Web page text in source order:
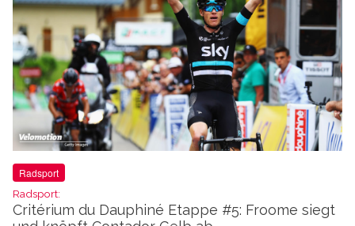
Radsport
Radsport:
Critérium du Dauphiné Etappe #5: Froome siegt